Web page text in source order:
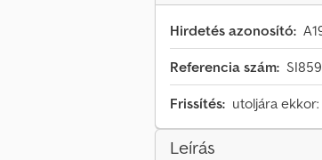
Hirdetés azonosító:
Referencia szám:
Frissítés: utoljára ekkor:
Leírás